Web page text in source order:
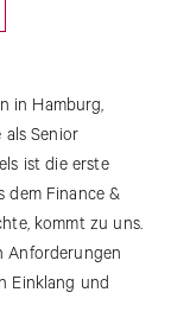
in Hamburg,
Senior
ist die erste
dem Finance &
kommt zu uns.
Anforderungen
Einklang und